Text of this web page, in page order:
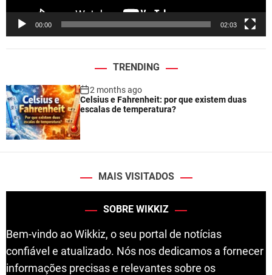
00:00 02:03
TRENDING
2 months ago
Celsius e Fahrenheit: por que existem duas
escalas de temperatura?
MAIS VISITADOS
SOBRE WIKKIZ
Bem-vindo ao Wikkiz, o seu portal de notícias
confiável e atualizado. Nós nos dedicamos a fornecer
informações precisas e relevantes sobre os